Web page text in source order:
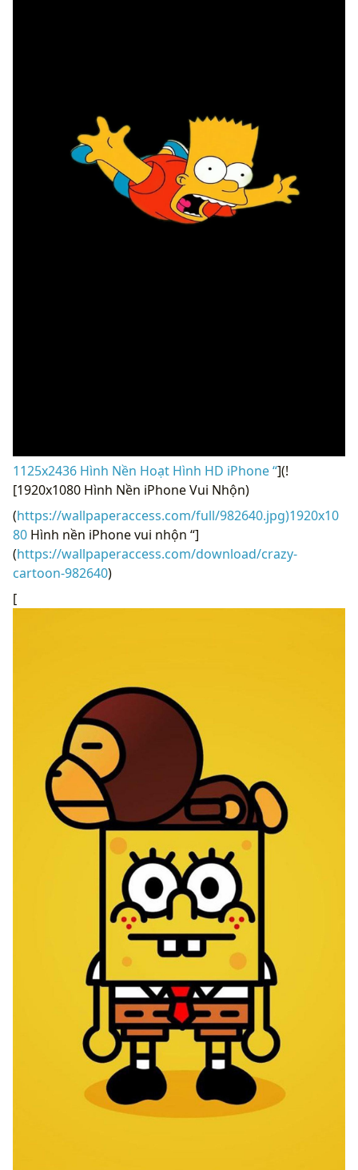
1125x2436 Hình Nền Hoạt Hình HD iPhone “](!
[1920x1080 Hình Nền iPhone Vui Nhộn)
(https://wallpaperaccess.com/full/982640.jpg)1920x10
80 Hình nền iPhone vui nhộn “]
(https://wallpaperaccess.com/download/crazy-
cartoon-982640)
[